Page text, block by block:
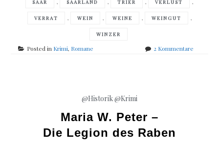
SAAR SAARLAND TRIER VERLUST
VERRAT , WEIN , WEINE , WEINGUT ,
WINZER
Posted in Krimi, Romane 2 Kommentarezu
@Historik@Krimi
Maria W. Peter –
Die Legion des Raben